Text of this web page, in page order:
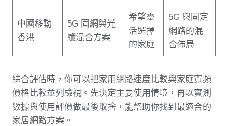
中國移動
香港
5G 固網與光
纖混合方案
希望靈
活選擇
的家庭
5G 與固定
網路的混
合佈局
綜合評估時，你可以把家用網路速度比較與家庭寬頻
價格比較並列檢視。先決定主要使用情境，再以實測
數據與使用評價做最後取捨，能幫助你找到最適合的
家居網路方案。